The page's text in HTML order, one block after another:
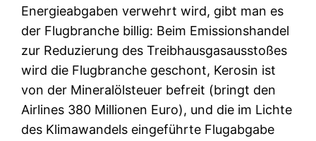
Energieabgaben verwehrt wird, gibt man es
der Flugbranche billig: Beim Emissionshandel
zur Reduzierung des Treibhausgasausstoßes
wird die Flugbranche geschont, Kerosin ist
von der Mineralölsteuer befreit (bringt den
Airlines 380 Millionen Euro), und die im Lichte
des Klimawandels eingeführte Flugabgabe